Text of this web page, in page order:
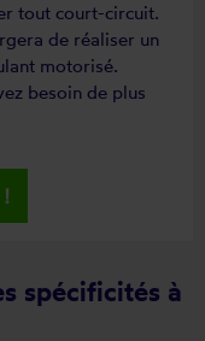
tout court-circuit.
de réaliser un
motorisé.
besoin de plus
spécificités à